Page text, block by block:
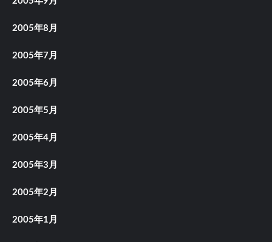
2005年8月
2005年7月
2005年6月
2005年5月
2005年4月
2005年3月
2005年2月
2005年1月